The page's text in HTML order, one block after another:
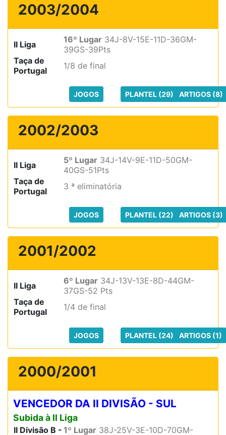
2003/2004
II Liga 16º Lugar 34J-8V-15E-11D-36GM-
39GS-39Pts
Taça de
Portugal
1/8 de final
JOGOS PLANTEL (29) ARTIGOS (8)
2002/2003
II Liga 5º Lugar 34J-14V-9E-11D-50GM-
40GS-51Pts
Taça de
Portugal
3 ª eliminatória
JOGOS PLANTEL (22) ARTIGOS (3)
2001/2002
II Liga 6º Lugar 34J-13V-13E-8D-44GM-
37GS-52 Pts
Taça de
Portugal
1/4 de final
JOGOS PLANTEL (24) ARTIGOS (1)
2000/2001
VENCEDOR DA II DIVISÃO - SUL
Subida à II Liga
II Divisão B - 1º Lugar 38J-25V-3E-10D-70GM-